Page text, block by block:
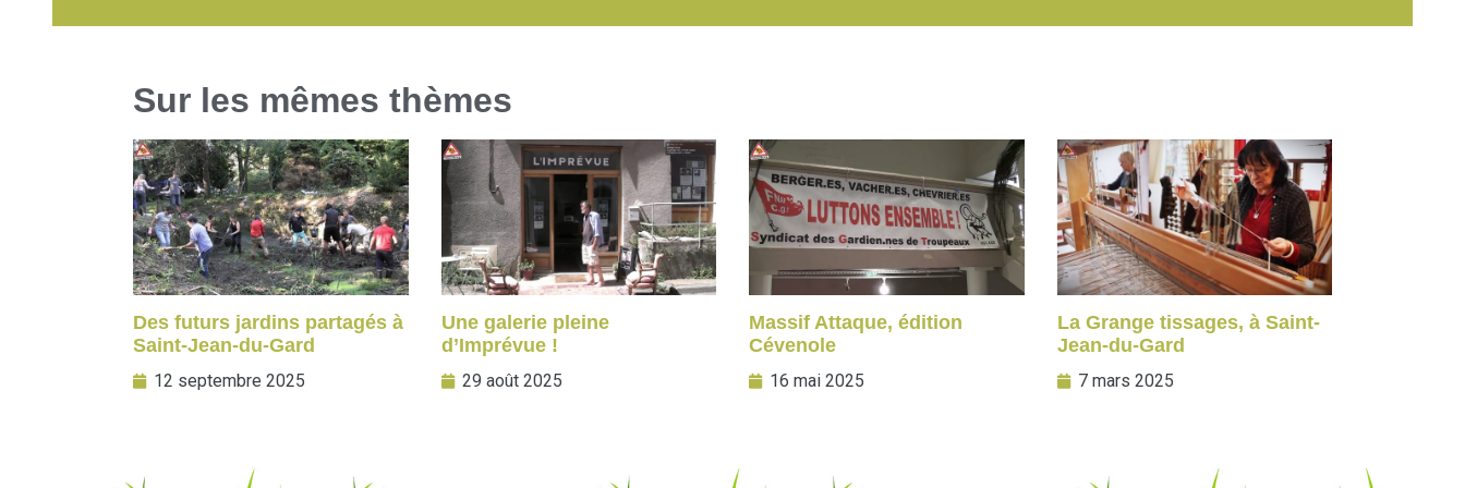
Sur les mêmes thèmes
Des futurs jardins partagés à
Saint-Jean-du-Gard
12 septembre 2025
Une galerie pleine
d’Imprévue !
29 août 2025
Massif Attaque, édition
Cévenole
16 mai 2025
La Grange tissages, à Saint-
Jean-du-Gard
7 mars 2025